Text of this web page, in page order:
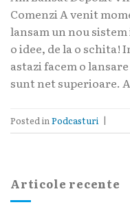
Articole recente
Comenzi A venit
lansam un nou
o idee, de la o schita!
astazi facem o
sunt net superioare.
Posted in Podcasturi |